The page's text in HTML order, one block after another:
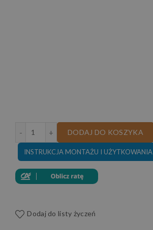
DODAJ DO KOSZYKA
INSTRUKCJA MONTAŻU I UŻYTKOWANIA
Dodaj do listy życzeń